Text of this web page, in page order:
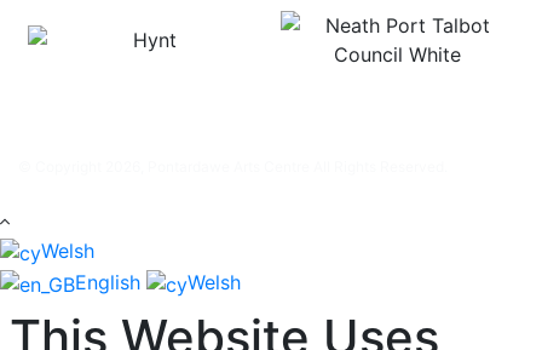
Welsh
English
Welsh
This Website Uses